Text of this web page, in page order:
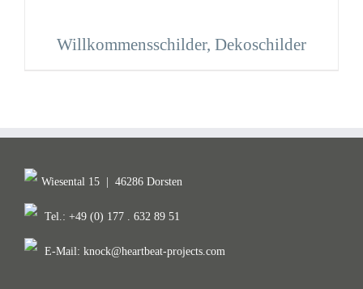
Willkommensschilder, Dekoschilder
Wiesental 15 | 46286 Dorsten
Tel.: +49 (0) 177 . 632 89 51
E-Mail: knock@heartbeat-projects.com